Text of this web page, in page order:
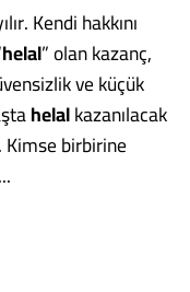
Kendi hakkını
helal” olan kazanç,
ve küçük
helalkazanılacak
birbirine